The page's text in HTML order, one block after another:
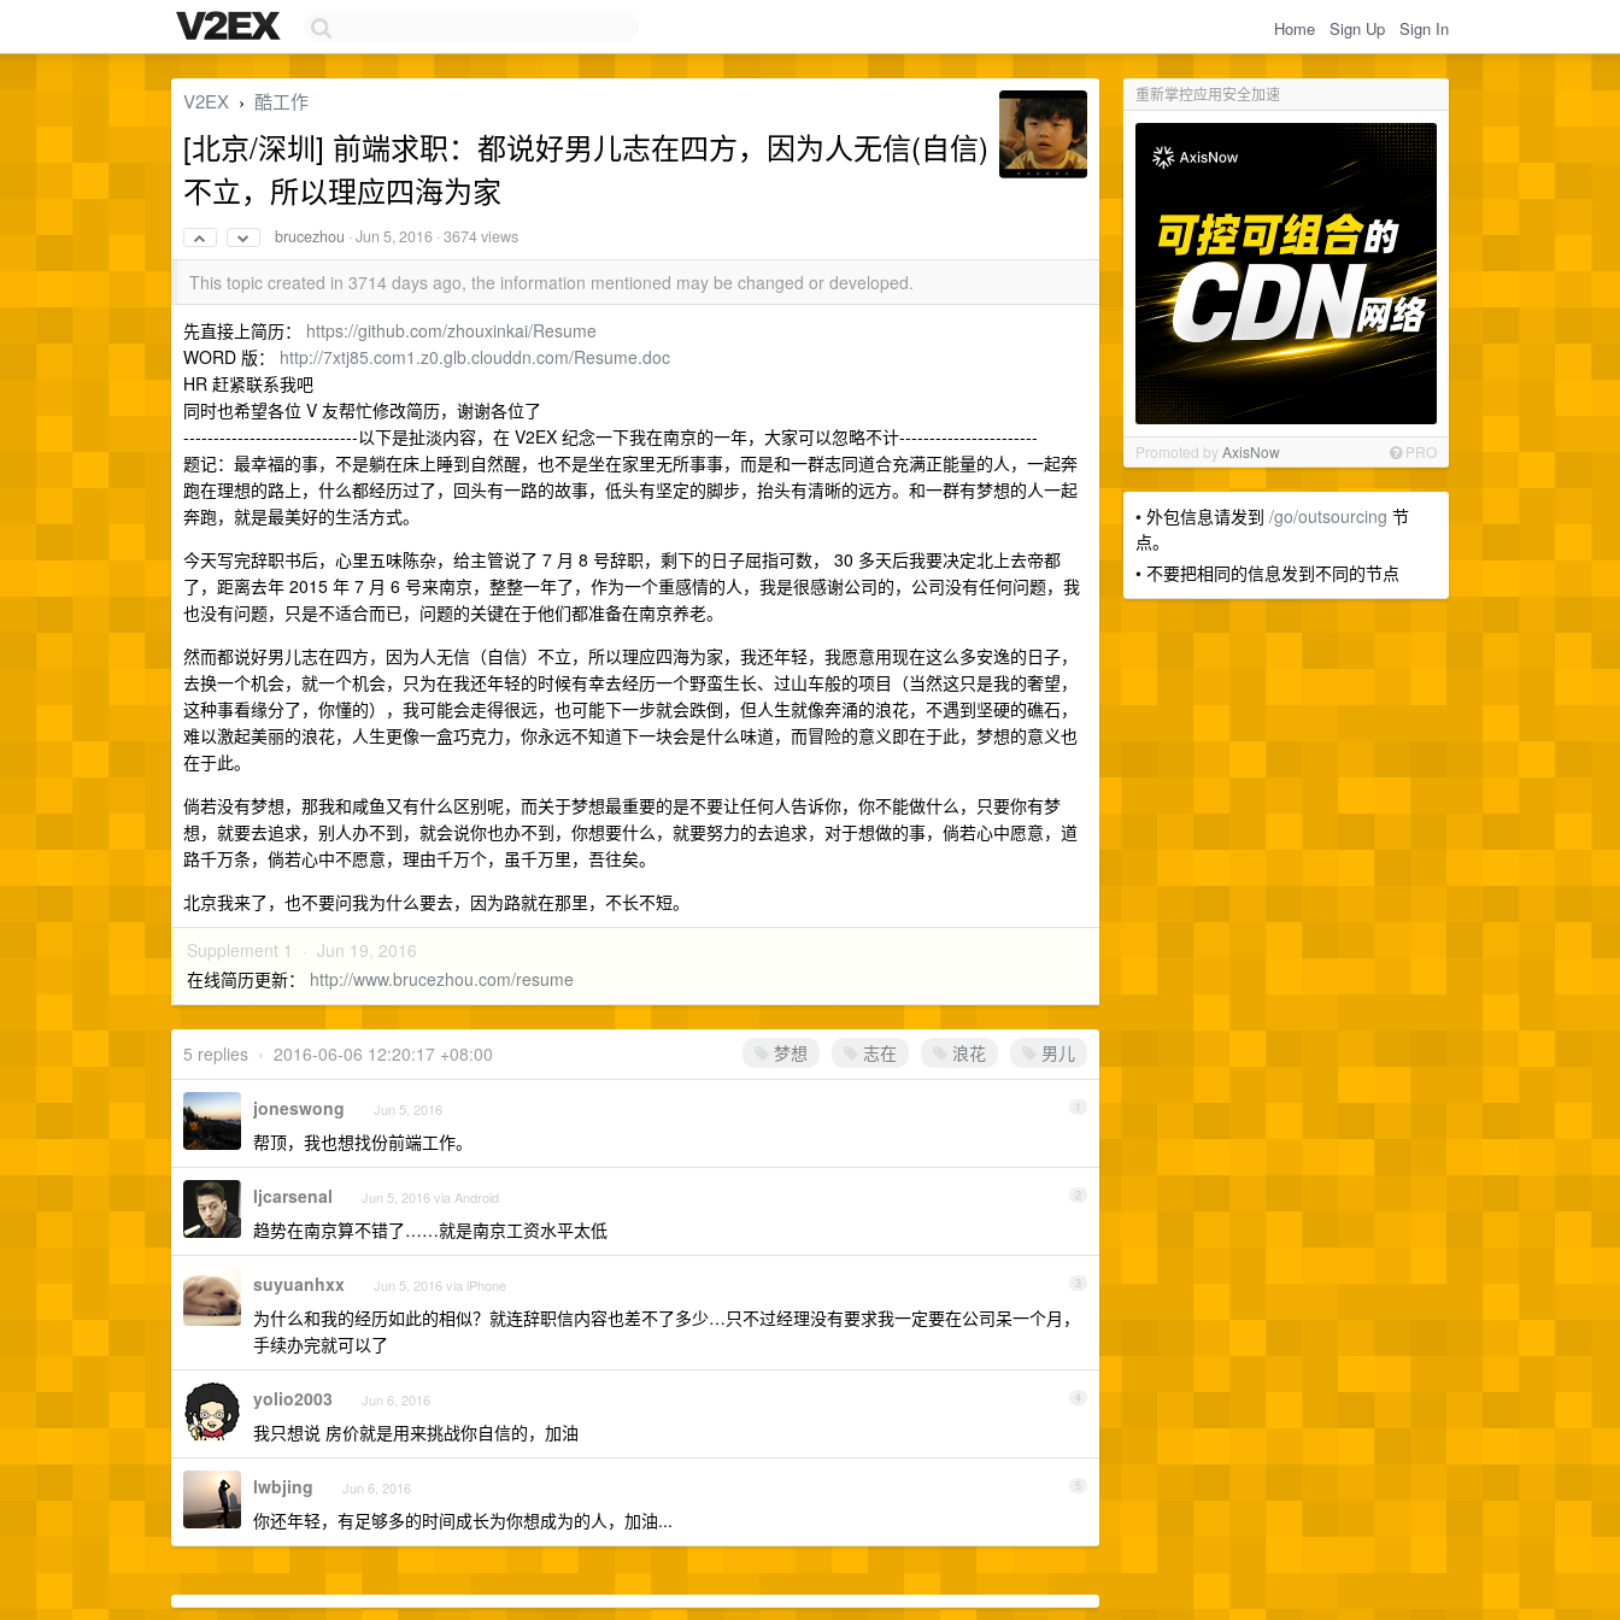
Home Sign Up Sign In
重新掌控应用安全加速
Promoted byAxisNow PRO
• 外包信息请发到 /go/outsourcing 节
点。
• 不要把相同的信息发到不同的节点
V2EX › 酷工作
[北京/深圳] 前端求职：都说好男儿志在四方，因为人无信(自信)
不立，所以理应四海为家
brucezhou ·Jun 5, 2016 · 3674 views
This topic created in 3714 days ago, the information mentioned may be changed or developed.
先直接上简历： https://github.com/zhouxinkai/Resume
WORD 版： http://7xtj85.com1.z0.glb.clouddn.com/Resume.doc
HR 赶紧联系我吧
同时也希望各位 V 友帮忙修改简历，谢谢各位了
-----------------------------以下是扯淡内容，在 V2EX 纪念一下我在南京的一年，大家可以忽略不计-----------------------
题记：最幸福的事，不是躺在床上睡到自然醒，也不是坐在家里无所事事，而是和一群志同道合充满正能量的人，一起奔
跑在理想的路上，什么都经历过了，回头有一路的故事，低头有坚定的脚步，抬头有清晰的远方。和一群有梦想的人一起
奔跑，就是最美好的生活方式。
今天写完辞职书后，心里五味陈杂，给主管说了 7 月 8 号辞职，剩下的日子屈指可数， 30 多天后我要决定北上去帝都
了，距离去年 2015 年 7 月 6 号来南京，整整一年了，作为一个重感情的人，我是很感谢公司的，公司没有任何问题，我
也没有问题，只是不适合而已，问题的关键在于他们都准备在南京养老。
然而都说好男儿志在四方，因为人无信（自信）不立，所以理应四海为家，我还年轻，我愿意用现在这么多安逸的日子，
去换一个机会，就一个机会，只为在我还年轻的时候有幸去经历一个野蛮生长、过山车般的项目（当然这只是我的奢望，
这种事看缘分了，你懂的），我可能会走得很远，也可能下一步就会跌倒，但人生就像奔涌的浪花，不遇到坚硬的礁石，
难以激起美丽的浪花，人生更像一盒巧克力，你永远不知道下一块会是什么味道，而冒险的意义即在于此，梦想的意义也
在于此。
倘若没有梦想，那我和咸鱼又有什么区别呢，而关于梦想最重要的是不要让任何人告诉你，你不能做什么，只要你有梦
想，就要去追求，别人办不到，就会说你也办不到，你想要什么，就要努力的去追求，对于想做的事，倘若心中愿意，道
路千万条，倘若心中不愿意，理由千万个，虽千万里，吾往矣。
北京我来了，也不要问我为什么要去，因为路就在那里，不长不短。
Supplement 1 · Jun 19, 2016
在线简历更新： http://www.brucezhou.com/resume
梦想 志在 浪花 男儿
5 replies • 2016-06-06 12:20:17 +08:00
1
joneswong Jun 5, 2016
帮顶，我也想找份前端工作。
2
ljcarsenal Jun 5, 2016 via Android
趋势在南京算不错了……就是南京工资水平太低
3
suyuanhxx Jun 5, 2016 via iPhone
为什么和我的经历如此的相似？就连辞职信内容也差不了多少…只不过经理没有要求我一定要在公司呆一个月，
手续办完就可以了
4
yolio2003 Jun 6, 2016
我只想说 房价就是用来挑战你自信的，加油
5
lwbjing Jun 6, 2016
你还年轻，有足够多的时间成长为你想成为的人，加油...